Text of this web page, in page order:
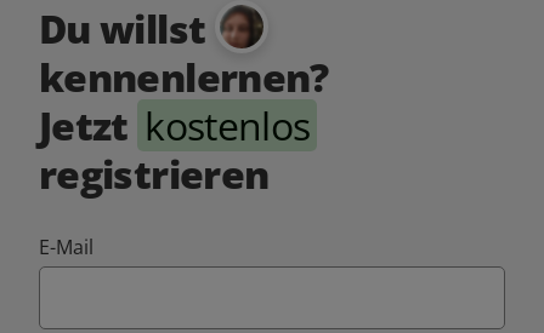
Du willst
kennenlernen?
Jetzt kostenlos
registrieren
E-Mail